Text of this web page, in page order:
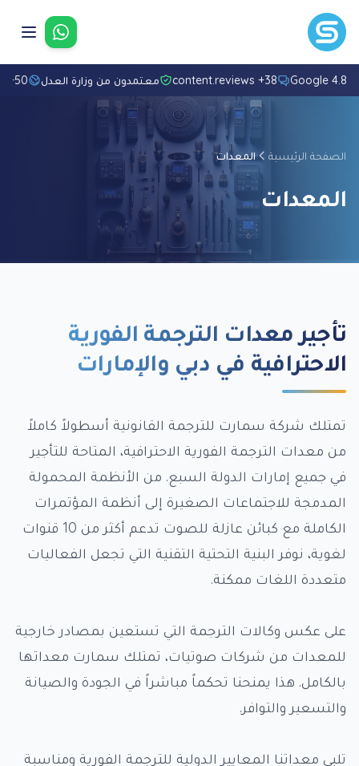
تواصل
4.8/5 Google
38+ content.reviews معتمدون من وزارة العدل 50+ لغة
الصفحة الرئيسية المعدات
المعدات
تأجير معدات الترجمة الفورية
الاحترافية في دبي والإمارات
تمتلك شركة سمارت للترجمة القانونية أسطولاً كاملاً
من معدات الترجمة الفورية الاحترافية، المتاحة للتأجير
في جميع إمارات الدولة السبع. من الأنظمة المحمولة
المدمجة للاجتماعات الصغيرة إلى أنظمة المؤتمرات
الكاملة مع كبائن عازلة للصوت تدعم أكثر من 10 قنوات
لغوية، نوفر البنية التحتية التقنية التي تجعل الفعاليات
متعددة اللغات ممكنة.
على عكس وكالات الترجمة التي تستعين بمصادر خارجية
للمعدات من شركات صوتيات، تمتلك سمارت معداتها
بالكامل. هذا يمنحنا تحكماً مباشراً في الجودة والصيانة
والتسعير والتوافر.
تلبي معداتنا المعايير الدولية للترجمة الفورية ومناسبة